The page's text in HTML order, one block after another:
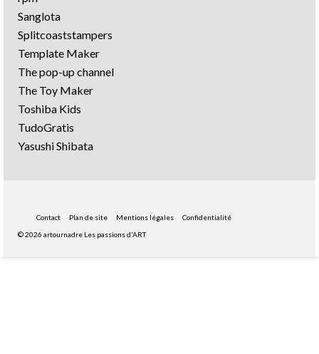
Sanglota
Splitcoaststampers
Template Maker
The pop-up channel
The Toy Maker
Toshiba Kids
TudoGratis
Yasushi Shibata
Contact Plan de site Mentions légales
Confidentialité
© 2026 artournadre Les passions d'ART